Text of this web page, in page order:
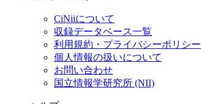
CiNiiについて
収録データベース一覧
利用規約・プライバシーポリシー
個人情報の扱いについて
お問い合わせ
国立情報学研究所 (NII)